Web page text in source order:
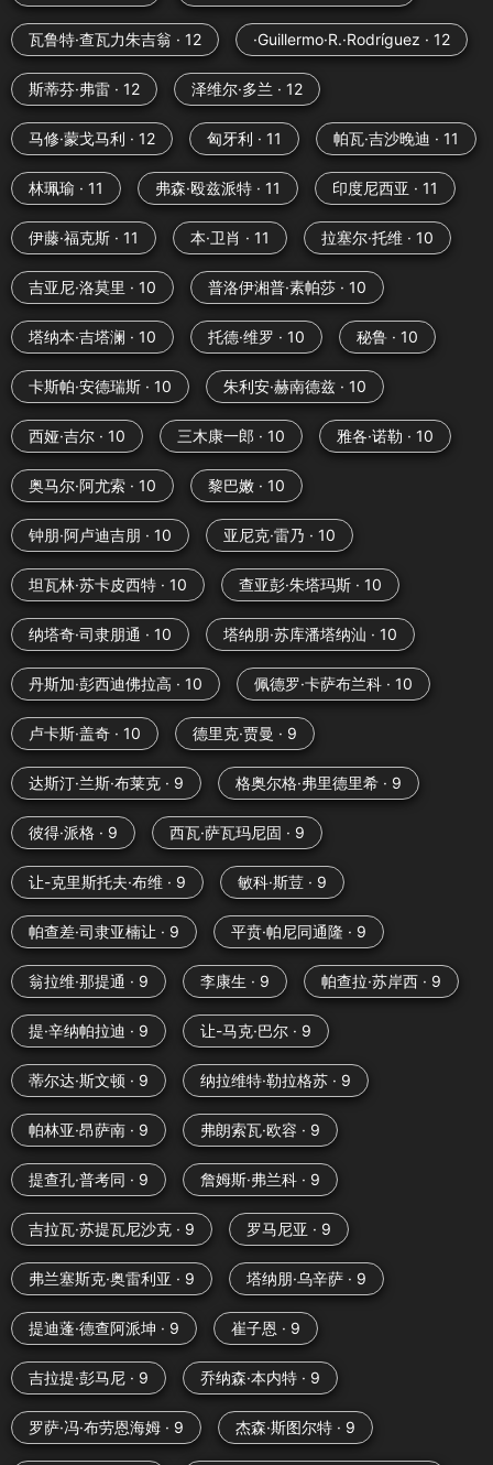
瓦鲁特·查瓦力朱吉翁 · 12 ·Guillermo·R.·Rodríguez · 12
斯蒂芬·弗雷 · 12 泽维尔·多兰 · 12
马修·蒙戈马利 · 12 匈牙利 · 11 帕瓦·吉沙晚迪 · 11
林珮瑜 · 11 弗森·殴兹派特 · 11 印度尼西亚 · 11
伊藤·福克斯 · 11 本·卫肖 · 11 拉塞尔·托维 · 10
吉亚尼·洛莫里 · 10 普洛伊湘普·素帕莎 · 10
塔纳本·吉塔澜 · 10 托德·维罗 · 10 秘鲁 · 10
卡斯帕·安德瑞斯 · 10 朱利安·赫南德兹 · 10
西娅·吉尔 · 10 三木康一郎 · 10 雅各·诺勒 · 10
奥马尔·阿尤索 · 10 黎巴嫩 · 10
钟朋·阿卢迪吉朋 · 10 亚尼克·雷乃 · 10
坦瓦林·苏卡皮西特 · 10 查亚彭·朱塔玛斯 · 10
纳塔奇·司隶朋通 · 10 塔纳朋·苏库潘塔纳汕 · 10
丹斯加·彭西迪佛拉高 · 10 佩德罗·卡萨布兰科 · 10
卢卡斯·盖奇 · 10 德里克·贾曼 · 9
达斯汀·兰斯·布莱克 · 9 格奥尔格·弗里德里希 · 9
彼得·派格 · 9 西瓦·萨瓦玛尼固 · 9
让-克里斯托夫·布维 · 9 敏科·斯荳 · 9
帕查差·司隶亚楠让 · 9 平贲·帕尼同通隆 · 9
翁拉维·那提通 · 9 李康生 · 9 帕查拉·苏岸西 · 9
提·辛纳帕拉迪 · 9 让-马克·巴尔 · 9
蒂尔达·斯文顿 · 9 纳拉维特·勒拉格苏 · 9
帕林亚·昂萨南 · 9 弗朗索瓦·欧容 · 9
提查孔·普考同 · 9 詹姆斯·弗兰科 · 9
吉拉瓦·苏提瓦尼沙克 · 9 罗马尼亚 · 9
弗兰塞斯克·奥雷利亚 · 9 塔纳朋·乌辛萨 · 9
提迪蓬·德查阿派坤 · 9 崔子恩 · 9
吉拉提·彭马尼 · 9 乔纳森·本内特 · 9
罗萨·冯·布劳恩海姆 · 9 杰森·斯图尔特 · 9